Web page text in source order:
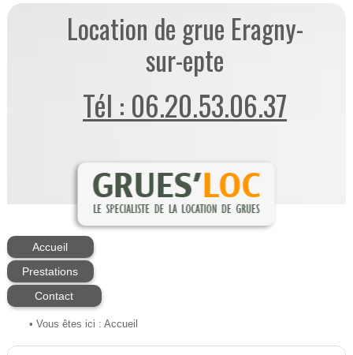
Location de grue Eragny-
sur-epte
Tél : 06.20.53.06.37
Accueil
Prestations
Contact
• Vous êtes ici : Accueil